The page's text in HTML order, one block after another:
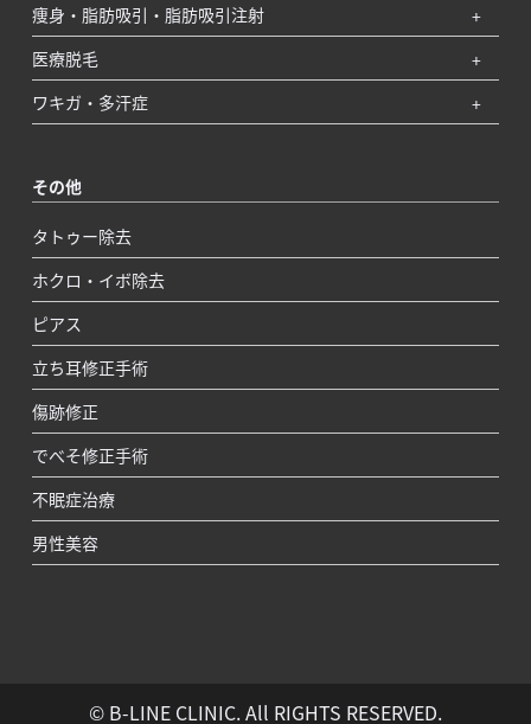
痩身・脂肪吸引・脂肪吸引注射
医療脱毛
ワキガ・多汗症
その他
タトゥー除去
ホクロ・イボ除去
ピアス
立ち耳修正手術
傷跡修正
でべそ修正手術
不眠症治療
男性美容
© B-LINE CLINIC. All RIGHTS RESERVED.